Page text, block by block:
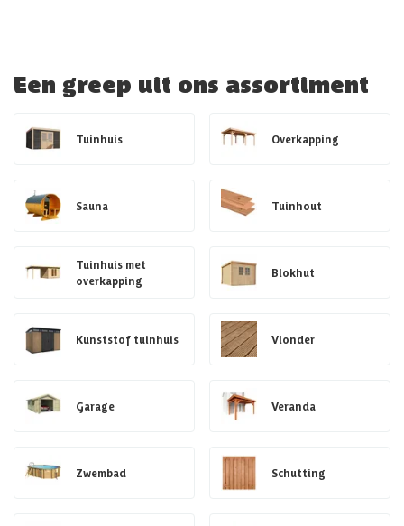
Een greep uit ons assortiment
Tuinhuis Overkapping
Sauna Tuinhout
Tuinhuis met
overkapping
Blokhut
Kunststof tuinhuis Vlonder
Garage Veranda
Zwembad Schutting